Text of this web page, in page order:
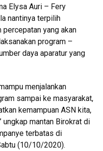
Elysa Auri – Fery
nantinya terpilih
yang akan
program –
daya aparatur yang
menjalankan
sampai ke masyarakat,
kemampuan ASN kita,
ungkap mantan Birokrat di
terbatas di
(10/10/2020).